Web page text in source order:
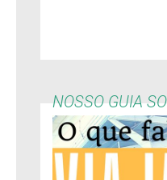
NOSSO GUIA